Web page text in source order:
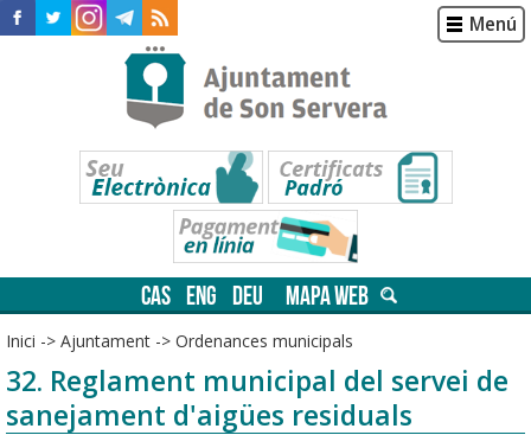
Menú
CAS ENG DEU MAPA WEB
Inici -> Ajuntament -> Ordenances municipals
32. Reglament municipal del servei de
sanejament d'aigües residuals